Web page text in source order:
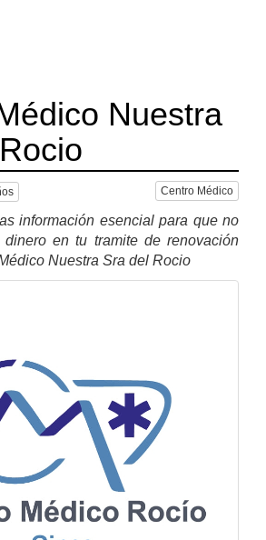
Nuestra
Centro Médico
información esencial para que no
en tu tramite de renovación
Nuestra Sra del Rocio